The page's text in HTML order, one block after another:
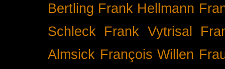
Bertling Frank Hellmann
Schleck
Frank Vytrisal
Almsick François Willen